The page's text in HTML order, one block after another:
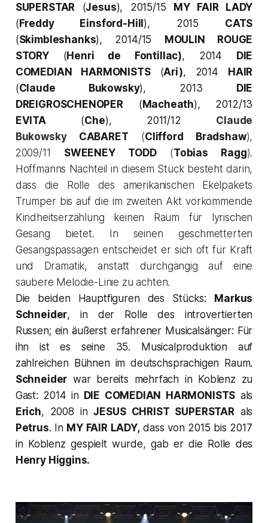
SUPERSTAR (Jesus), 2015/15 MY FAIR LADY
(Freddy Einsford-Hill), 2015 CATS
(Skimbleshanks), 2014/15 MOULIN ROUGE
STORY(Henri de Fontillac), 2014 DIE
COMEDIAN HARMONISTS(Ari), 2014 HAIR
(Claude Bukowsky), 2013 DIE
DREIGROSCHENOPER (Macheath), 2012/13
EVITA(Che), 2011/12 Claude
Bukowsky CABARET (Clifford Bradshaw),
2009/11 SWEENEY TODD(Tobias Ragg).
Hoffmanns Nachteil in diesem Stück besteht darin,
dass die Rolle des amerikanischen Ekelpakets
Trumper bis auf die im zweiten Akt vorkommende
Kindheitserzählung keinen Raum für lyrischen
Gesang bietet. In seinen geschmetterten
Gesangspassagen entscheidet er sich oft für Kraft
und Dramatik, anstatt durchgängig auf eine
saubere Melodie-Linie zu achten.
Die beiden Hauptfiguren des Stücks: Markus
Schneider, in der Rolle des introvertierten
Russen; ein äußerst erfahrener Musicalsänger: Für
ihn ist es seine 35. Musicalproduktion auf
zahlreichen Bühnen im deutschsprachigen Raum.
Schneider war bereits mehrfach in Koblenz zu
Gast: 2014 in DIE COMEDIAN HARMONISTS als
Erich, 2008 inJESUS CHRIST SUPERSTAR als
Petrus. In MY FAIR LADY,dass von 2015 bis 2017
in Koblenz gespielt wurde, gab er die Rolle des
Henry Higgins.